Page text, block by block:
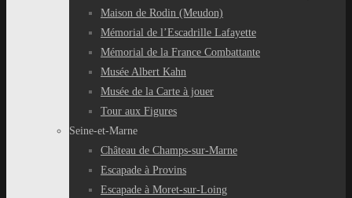
Maison de Rodin (Meudon)
Mémorial de l’Escadrille Lafayette
Mémorial de la France Combattante
Musée Albert Kahn
Musée de la Carte à jouer
Tour aux Figures
Seine-et-Marne
Château de Champs-sur-Marne
Escapade à Provins
Escapade à Moret-sur-Loing